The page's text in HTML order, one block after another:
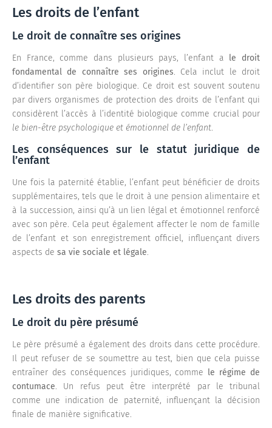
Les droits de l’enfant
Le droit de connaître ses origines
En France, comme dans plusieurs pays, l’enfant a le droit
fondamental de connaître ses origines. Cela inclut le droit
d’identifier son père biologique. Ce droit est souvent soutenu
par divers organismes de protection des droits de l’enfant qui
considèrent l’accès à l’identité biologique comme crucial pour
le bien-être psychologique et émotionnel de l’enfant.
Les conséquences sur le statut juridique de
l’enfant
Une fois la paternité établie, l’enfant peut bénéficier de droits
supplémentaires, tels que le droit à une pension alimentaire et
à la succession, ainsi qu’à un lien légal et émotionnel renforcé
avec son père. Cela peut également affecter le nom de famille
de l’enfant et son enregistrement officiel, influençant divers
aspects de sa vie sociale et légale.
Les droits des parents
Le droit du père présumé
Le père présumé a également des droits dans cette procédure.
Il peut refuser de se soumettre au test, bien que cela puisse
entraîner des conséquences juridiques, comme le régime de
contumace. Un refus peut être interprété par le tribunal
comme une indication de paternité, influençant la décision
finale de manière significative.